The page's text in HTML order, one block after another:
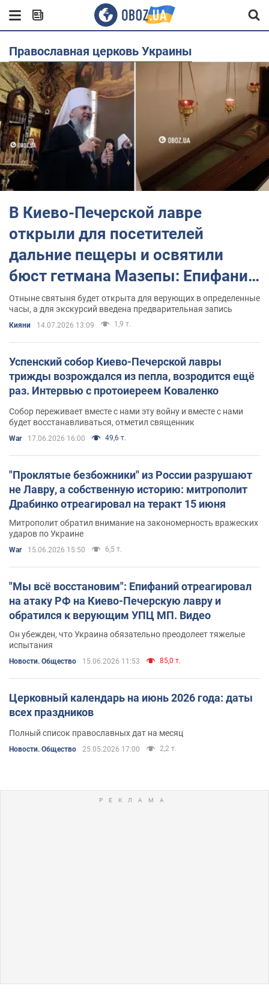
Православная церковь Украины
В Киево-Печерской лавре
открыли для посетителей
дальние пещеры и освятили
бюст гетмана Мазепы: Епифаний
провел молебен. Фото и видео
Отныне святыня будет открыта для верующих в определенные
часы, а для экскурсий введена предварительная запись
Кияни 14.07.2026 13:09 1,9 т.
Успенский собор Киево-Печерской лавры
трижды возрождался из пепла, возродится ещё
раз. Интервью с протоиереем Коваленко
Собор переживает вместе с нами эту войну и вместе с нами
будет восстанавливаться, отметил священник
War 17.06.2026 16:00 49,6 т.
"Проклятые безбожники" из России разрушают
не Лавру, а собственную историю: митрополит
Драбинко отреагировал на теракт 15 июня
Митрополит обратил внимание на закономерность вражеских
ударов по Украине
War 15.06.2026 15:50 6,5 т.
"Мы всё восстановим": Епифаний отреагировал
на атаку РФ на Киево-Печерскую лавру и
обратился к верующим УПЦ МП. Видео
Он убежден, что Украина обязательно преодолеет тяжелые
испытания
Новости. Общество 15.06.2026 11:53 85,0 т.
Церковный календарь на июнь 2026 года: даты
всех праздников
Полный список православных дат на месяц
Новости. Общество 25.05.2026 17:00 2,2 т.